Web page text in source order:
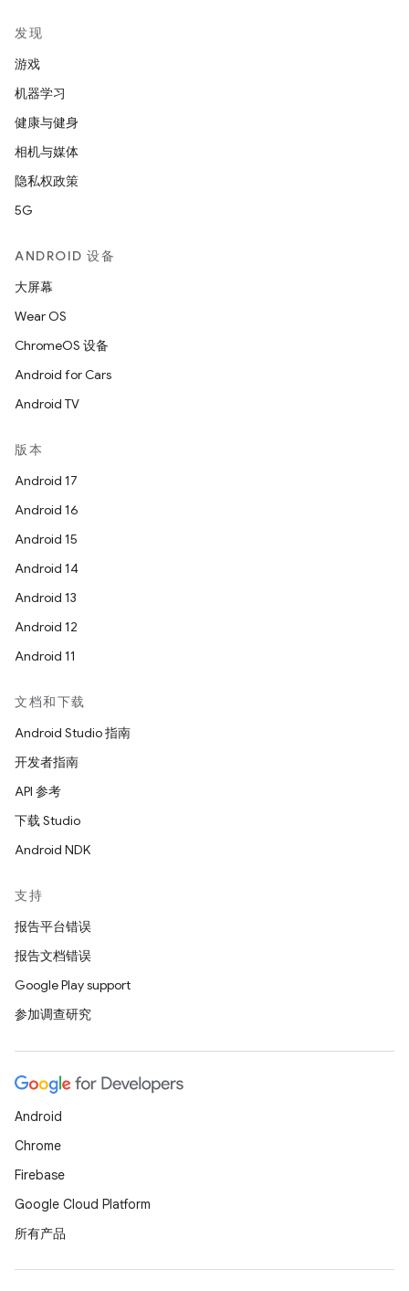
发现
游戏
机器学习
健康与健身
相机与媒体
隐私权政策
5G
ANDROID 设备
大屏幕
Wear OS
ChromeOS 设备
Android for Cars
Android TV
版本
Android 17
Android 16
Android 15
Android 14
Android 13
Android 12
Android 11
文档和下载
Android Studio 指南
开发者指南
API 参考
下载 Studio
Android NDK
支持
报告平台错误
报告文档错误
Google Play support
参加调查研究
Android
Chrome
Firebase
Google Cloud Platform
所有产品